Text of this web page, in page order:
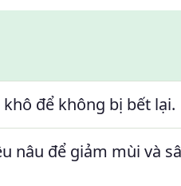
để không bị bết lại.
nâu để giảm mùi và